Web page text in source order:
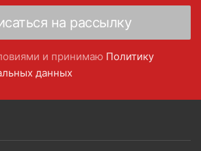
и принимаю Политику
данных